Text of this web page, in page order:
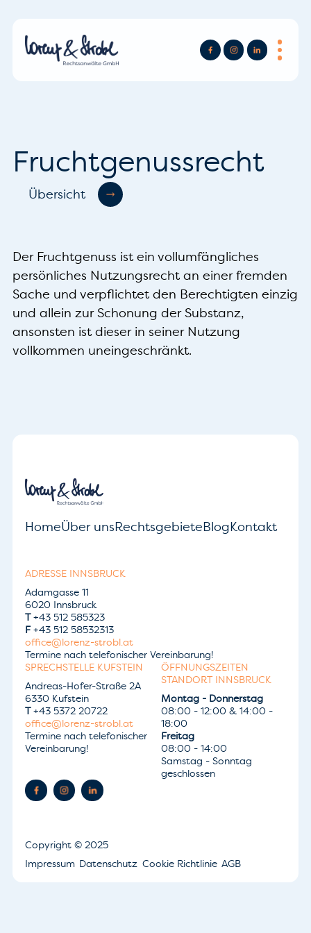
Fruchtgenussrecht
Übersicht
Der Fruchtgenuss ist ein vollumfängliches
persönliches Nutzungsrecht an einer fremden
Sache und verpflichtet den Berechtigten einzig
und allein zur Schonung der Substanz,
ansonsten ist dieser in seiner Nutzung
vollkommen uneingeschränkt.
HomeÜber unsRechtsgebieteBlogKontakt
ADRESSE INNSBRUCK
Adamgasse 11
6020 Innsbruck
T+43 512 585323
F+43 512 58532313
office@lorenz-strobl.at
Termine nach telefonischer Vereinbarung!
SPRECHSTELLE KUFSTEIN
Andreas-Hofer-Straße 2A
6330 Kufstein
T+43 5372 20722
office@lorenz-strobl.at
Termine nach telefonischer
Vereinbarung!
ÖFFNUNGSZEITEN
STANDORT INNSBRUCK
Montag - Donnerstag
08:00 - 12:00 & 14:00 -
18:00
Freitag
08:00 - 14:00
Samstag - Sonntag
geschlossen
Copyright © 2025
Impressum Datenschutz Cookie Richtlinie AGB